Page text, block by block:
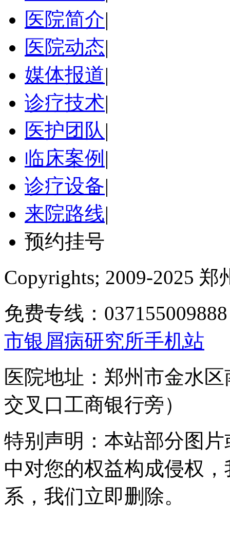
医院简介|
医院动态|
媒体报道|
诊疗技术|
医护团队|
临床案例 |
诊疗设备|
来院路线|
预约挂号
Copyrights; 2009-2025
免费专线：
市银屑病研究所手机站
医院地址：郑州市金水
交叉口工商银行旁）
特别声明：本站部分图
中对您的权益构成侵权
系，我们立即删除。